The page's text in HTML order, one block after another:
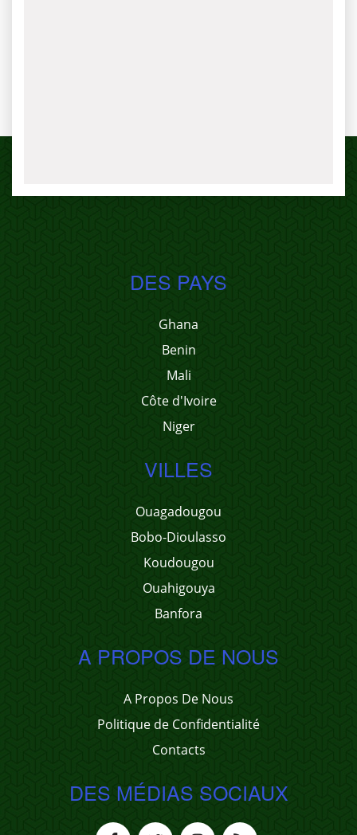
DES PAYS
Ghana
Benin
Mali
Côte d'Ivoire
Niger
VILLES
Ouagadougou
Bobo-Dioulasso
Koudougou
Ouahigouya
Banfora
A PROPOS DE NOUS
A Propos De Nous
Politique de Confidentialité
Contacts
DES MÉDIAS SOCIAUX